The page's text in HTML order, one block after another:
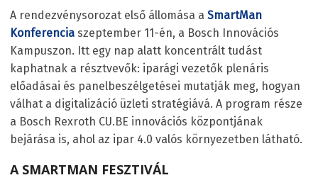
A rendezvénysorozat első állomása a SmartMan
Konferencia szeptember 11-én, a Bosch Innovációs
Kampuszon. Itt egy nap alatt koncentrált tudást
kaphatnak a résztvevők: iparági vezetők plenáris
előadásai és panelbeszélgetései mutatják meg, hogyan
válhat a digitalizáció üzleti stratégiává. A program része
a Bosch Rexroth CU.BE innovációs központjának
bejárása is, ahol az ipar 4.0 valós környezetben látható.
A SMARTMAN FESZTIVÁL